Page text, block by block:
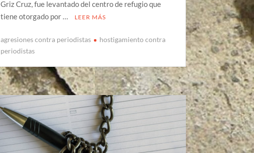
Griz Cruz, fue levantado del centro de refugio que
tiene otorgado por …
LEER MÁS
agresiones contra periodistas
hostigamiento contra
periodistas